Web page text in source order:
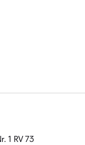
1 RV 73